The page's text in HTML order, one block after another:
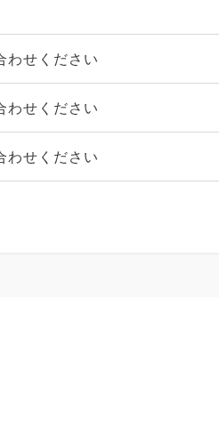
わせください
わせください
わせください